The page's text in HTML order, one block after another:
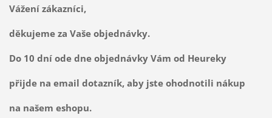
Vážení zákazníci,
děkujeme za Vaše objednávky.
Do 10 dní ode dne objednávky Vám od Heureky
přijde na email dotazník, aby jste ohodnotili nákup
na našem eshopu.